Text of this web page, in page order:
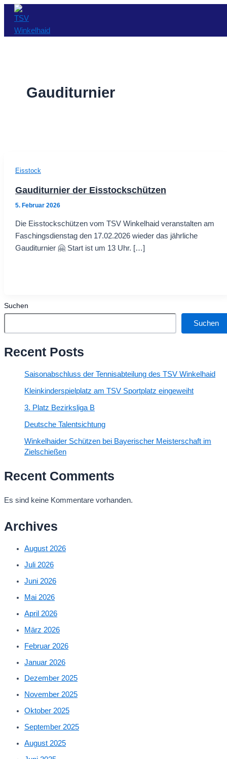
Zum
Inhalt
springen
Gauditurnier
Eisstock
Gauditurnier der Eisstockschützen
5. Februar 2026
Die Eisstockschützen vom TSV Winkelhaid veranstalten am
Faschingsdienstag den 17.02.2026 wieder das jährliche
Gauditurnier 🤗 Start ist um 13 Uhr. […]
Suchen
Suchen
Recent Posts
Saisonabschluss der Tennisabteilung des TSV Winkelhaid
Kleinkinderspielplatz am TSV Sportplatz eingeweiht
3. Platz Bezirksliga B
Deutsche Talentsichtung
Winkelhaider Schützen bei Bayerischer Meisterschaft im
Zielschießen
Recent Comments
Es sind keine Kommentare vorhanden.
Archives
August 2026
Juli 2026
Juni 2026
Mai 2026
April 2026
März 2026
Februar 2026
Januar 2026
Dezember 2025
November 2025
Oktober 2025
September 2025
August 2025